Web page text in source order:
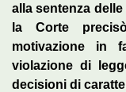
alla sentenza
la Corte
motivazione in
violazione di
decisioni di